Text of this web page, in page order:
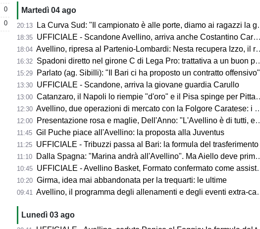
0
0
Martedì 04 ago
20:13 La Curva Sud: "Il campionato è alle porte, diamo ai ragazzi la giusta carica"
18:35 UFFICIALE - Scandone Avellino, arriva anche Costantino Carullo
18:04 Avellino, ripresa al Partenio-Lombardi: Nesta recupera Izzo, il report
16:32 Spadoni diretto nel girone C di Lega Pro: trattativa a un buon punto
15:29 Parlato (ag. Sibilli): "Il Bari ci ha proposto un contratto offensivo"
13:30 UFFICIALE - Scandone, arriva la giovane guardia Carullo
13:00 Catanzaro, il Napoli lo riempie "d'oro" e il Pisa spinge per Pittarello
12:30 Avellino, due operazioni di mercato con la Folgore Caratese: i nomi
12:00 Presentazione rosa e maglie, Dell'Anno: "L'Avellino è di tutti, ecco cosa faremo"
11:45 Gil Puche piace all'Avellino: la proposta alla Juventus
11:25 UFFICIALE - Tribuzzi passa al Bari: la formula del trasferimento
11:10 Dalla Spagna: "Marina andrà all'Avellino". Ma Aiello deve prima cedere
10:45 UFFICIALE - Avellino Basket, Formato confermato come assistant coach
10:20 Girma, idea mai abbandonata per la trequarti: le ultime
09:41 Avellino, il programma degli allenamenti e degli eventi extra-campo
Lunedì 03 ago